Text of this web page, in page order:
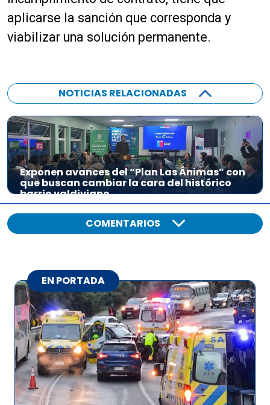
aplicarse la sanción que corresponda y
viabilizar una solución permanente.
NOTICIAS RELACIONADAS
Exponen avances del “Plan Las Ánimas” con
que buscan cambiar la cara del histórico
barrio valdiviano
COMENTARIOS
EN PORTADA